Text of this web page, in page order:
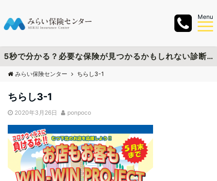
Menu
5秒で分かる？必要な保険が見つかるかもしれない診断チャートを作成しました
みらい保険センター ちらし3-1
ちらし3-1
2020年3月26日 ponpoco